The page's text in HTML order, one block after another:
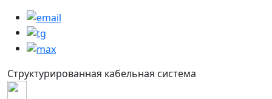
Структурированная кабельная система